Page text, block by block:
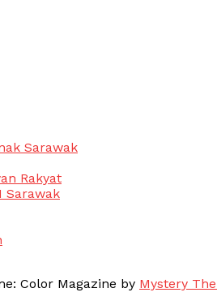
Sarawak
Rakyat
Sarawak
Color Magazine by Mystery